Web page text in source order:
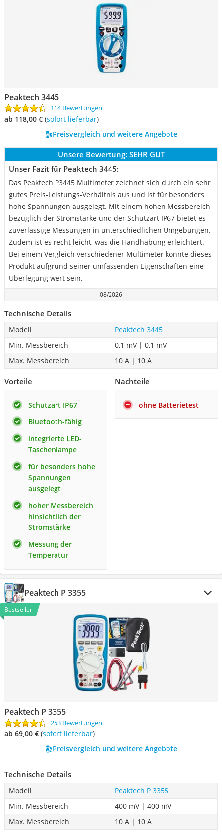
Peaktech 3445
114 Bewertungen
ab 118,00 € ( Sofort lieferbar)
Preisvergleich und weitere Angebote
Unsere Bewertung: SEHR GUT
Unser Fazit für Peaktech 3445:
Das Peaktech P3445 Multimeter zeichnet sich durch ein sehr
gutes Preis-Leistungs-Verhältnis aus und ist für besonders
hohe Spannungen ausgelegt. Mit einem hohen Messbereich
bezüglich der Stromstärke und der Schutzart IP67 bietet es
zuverlässige Messungen in unterschiedlichen Umgebungen.
Zudem ist es recht leicht, was die Handhabung erleichtert.
Bei einem Vergleich verschiedener Multimeter könnte dieses
Produkt aufgrund seiner umfassenden Eigenschaften eine
Überlegung wert sein.
08/2026
Technische Details
Modell
Peaktech 3445
Min. Messbereich
0,1 mV | 0,1 mV
Max. Messbereich
10 A | 10 A
Vorteile
Schutzart IP67
Bluetooth-fähig
integrierte LED-
Taschenlampe
für besonders hohe
Spannungen
ausgelegt
hoher Messbereich
hinsichtlich der
Stromstärke
Messung der
Temperatur
Nachteile
ohne Batterietest
Peaktech P 3355
Bestseller
Peaktech P 3355
253 Bewertungen
ab 69,00 € ( Sofort lieferbar)
Preisvergleich und weitere Angebote
Technische Details
Modell
Peaktech P 3355
Min. Messbereich
400 mV | 400 mV
Max. Messbereich
10 A | 10 A